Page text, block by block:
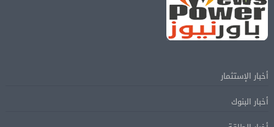
أخبار الإستثمار
أخبار البنوك